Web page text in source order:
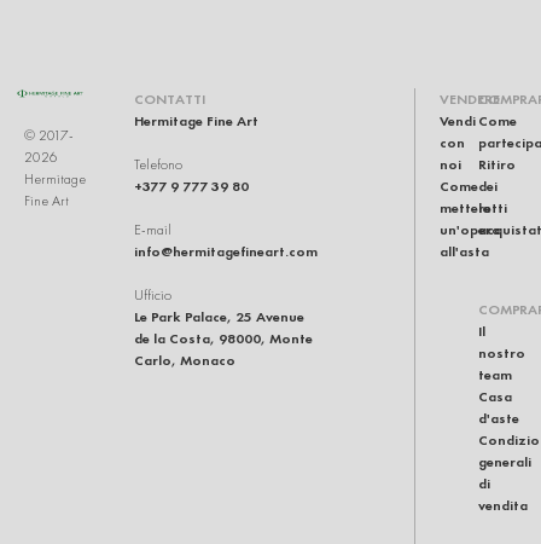
© 2017-
2026
Hermitage
Fine Art
CONTATTI
Hermitage Fine Art
Telefono
+377 9 777 39 80
E-mail
info@hermitagefineart.com
Ufficio
Le Park Palace, 25 Avenue
de la Costa, 98000, Monte
Carlo, Monaco
VENDERE
Vendi
con
noi
Come
mettere
un'opera
all'asta
Come
Ritiro
dei
lotti
Il
nostro
team
Casa
d'aste
generali
di
vendita